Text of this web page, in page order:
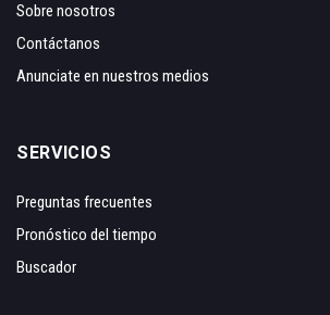
Sobre nosotros
Contáctanos
Anunciate en nuestros medios
SERVICIOS
Preguntas frecuentes
Pronóstico del tiempo
Buscador